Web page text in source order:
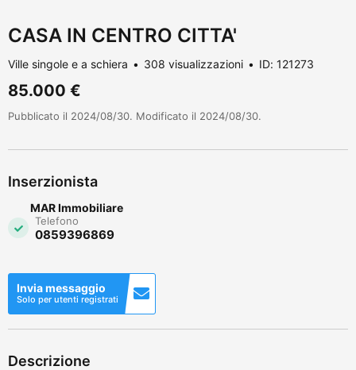
CASA IN CENTRO CITTA'
Ville singole e a schiera 308 visualizzazioni ID: 121273
85.000 €
Pubblicato il 2024/08/30. Modificato il 2024/08/30.
Inserzionista
MAR Immobiliare
Telefono
0859396869
Invia messaggio
Solo per utenti registrati
Descrizione